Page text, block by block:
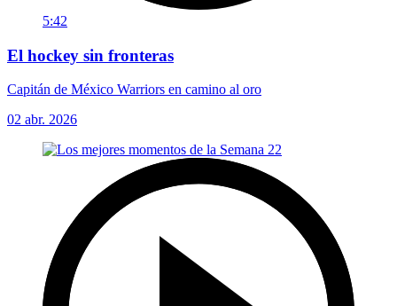
5:42
El hockey sin fronteras
Capitán de México Warriors en camino al oro
02 abr. 2026